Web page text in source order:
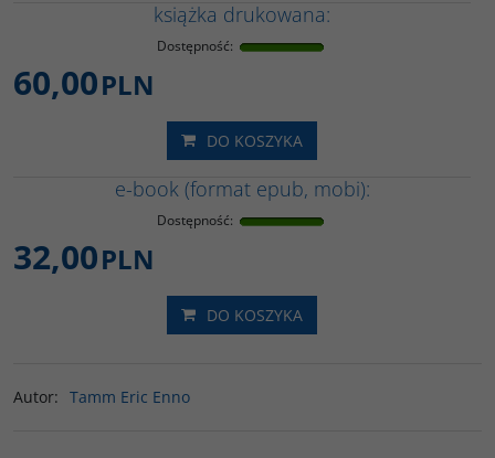
książka drukowana:
Dostępność:
60,00PLN
DO KOSZYKA
e-book (format epub, mobi):
Dostępność:
32,00PLN
DO KOSZYKA
Autor: Tamm Eric Enno